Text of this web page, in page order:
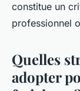
constitue un
professionnel
Quelles
adopter